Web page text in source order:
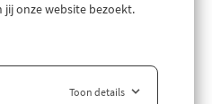
onze website bezoekt.
Toon details